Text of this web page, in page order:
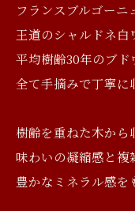
フランスブルゴーニ
王道のシャルドネ白
平均樹齢30年のブド
全て手摘みで丁寧に
樹齢を重ねた木から
味わいの凝縮感と複
豊かなミネラル感を